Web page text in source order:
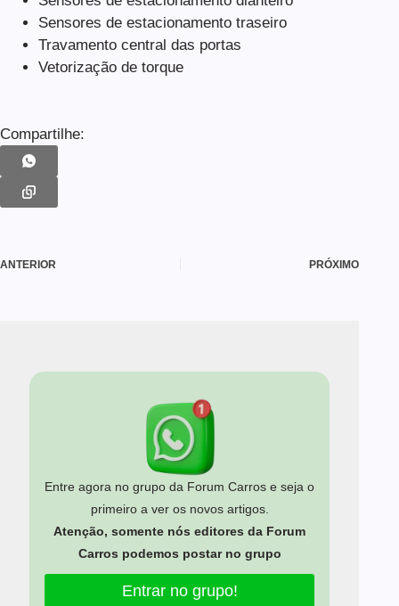
Sensores de estacionamento traseiro
Travamento central das portas
Vetorização de torque
Compartilhe:
ANTERIOR PRÓXIMO
Entre agora no grupo da Forum Carros e seja o
primeiro a ver os novos artigos.
Atenção, somente nós editores da Forum
Carros podemos postar no grupo
Entrar no grupo!